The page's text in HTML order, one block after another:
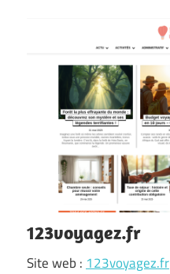
123voyagez.fr
Site web : 123voyagez.fr